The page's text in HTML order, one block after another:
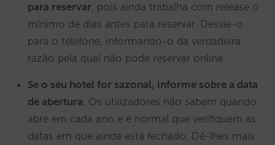
para reservar, pois ainda trabalha com release o
mínimo de dias antes para reservar. Desvie-o
para o telefone, informando-o da verdadeira
razão pela qual não pode reservar online.
Se o seu hotel for sazonal, informe sobre a data
de abertura. Os utilizadores não sabem quando
abre em cada ano e é normal que verifiquem as
datas em que ainda está fechado. Dê-lhes mais